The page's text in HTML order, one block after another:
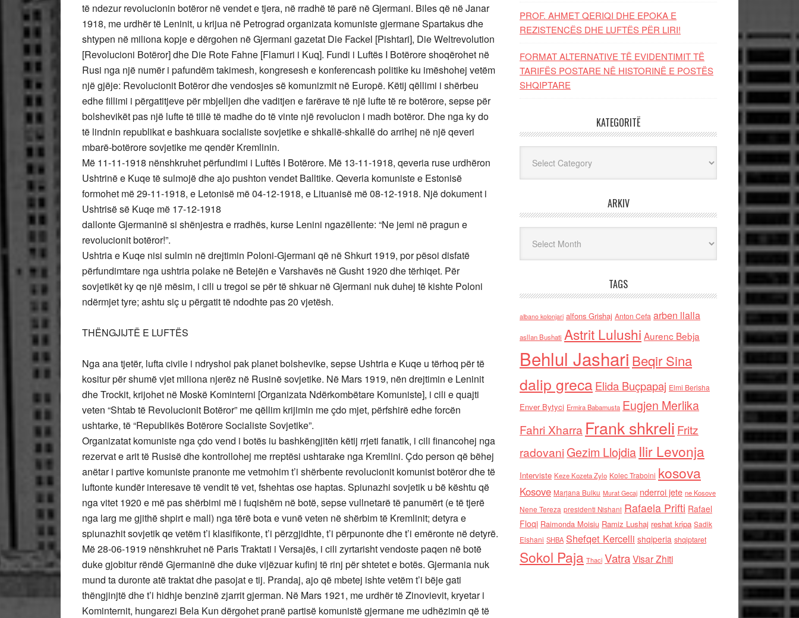
të ndezur revolucionin botëror në vendet e tjera, në rradhë të parë në Gjermani. Biles që në Janar
1918, me urdhër të Leninit, u krijua në Petrograd organizata komuniste gjermane Spartakus dhe
shtypen në miliona kopje e dërgohen në Gjermani gazetat Die Fackel [Pishtari], Die Weltrevolution
[Revolucioni Botëror] dhe Die Rote Fahne [Flamuri i Kuq]. Fundi i Luftës I Botërore shoqërohet në
Rusi nga një numër i pafundëm takimesh, kongresesh e konferencash politike ku imëshohej vetëm
një gjëje: Revolucionit Botëror dhe vendosjes së komunizmit në Europë. Këtij qëllimi i shërbeu
edhe fillimi i përgatitjeve për mbjelljen dhe vaditjen e farërave të një lufte të re botërore, sepse për
bolshevikët pas një lufte të tillë të madhe do të vinte një revolucion i madh botëror. Dhe nga ky do
të lindnin republikat e bashkuara socialiste sovjetike e shkallë-shkallë do arrihej në një qeveri
mbarë-botërore sovjetike me qendër Kremlinin.
Më 11-11-1918 nënshkruhet përfundimi i Luftës I Botërore. Më 13-11-1918, qeveria ruse urdhëron
Ushtrinë e Kuqe të sulmojë dhe ajo pushton vendet Balltike. Qeveria komuniste e Estonisë
formohet më 29-11-1918, e Letonisë më 04-12-1918, e Lituanisë më 08-12-1918. Një dokument i
Ushtrisë së Kuqe më 17-12-1918
dallonte Gjermaninë si shënjestra e rradhës, kurse Lenini ngazëllente: “Ne jemi në pragun e
revolucionit botëror!”.
Ushtria e Kuqe nisi sulmin në drejtimin Poloni-Gjermani që në Shkurt 1919, por pësoi disfatë
përfundimtare nga ushtria polake në Betejën e Varshavës në Gusht 1920 dhe tërhiqet. Për
sovjetikët ky qe një mësim, i cili u tregoi se për të shkuar në Gjermani nuk duhej të kishte Poloni
ndërmjet tyre; ashtu siç u përgatit të ndodhte pas 20 vjetësh.
THËNGJIJTË E LUFTËS
Nga ana tjetër, lufta civile i ndryshoi pak planet bolshevike, sepse Ushtria e Kuqe u tërhoq për të
kositur për shumë vjet miliona njerëz në Rusinë sovjetike. Në Mars 1919, nën drejtimin e Leninit
dhe Trockit, krijohet në Moskë Kominterni [Organizata Ndërkombëtare Komuniste], i cili e quajti
veten “Shtab të Revolucionit Botëror” me qëllim krijimin me çdo mjet, përfshirë edhe forcën
ushtarke, të “Republikës Botërore Socialiste Sovjetike”.
Organizatat komuniste nga çdo vend i botës iu bashkëngjitën këtij rrjeti fanatik, i cili financohej nga
rezervat e arit të Rusisë dhe kontrollohej me rreptësi ushtarake nga Kremlini. Çdo person që bëhej
anëtar i partive komuniste pranonte me vetmohim t’i shërbente revolucionit komunist botëror dhe të
luftonte kundër interesave të vendit të vet, fshehtas ose haptas. Spiunazhi sovjetik u bë kështu që
nga vitet 1920 e më pas shërbimi më i fuqishëm në botë, sepse vullnetarë të panumërt (e të tjerë
nga larg me gjithë shpirt e mall) nga tërë bota e vunë veten në shërbim të Kremlinit; detyra e
spiunazhit sovjetik qe vetëm t’i klasifikonte, t’i përzgjidhte, t’i përpunonte dhe t’i emëronte në detyrë.
Më 28-06-1919 nënshkruhet në Paris Traktati i Versajës, i cili zyrtarisht vendoste paqen në botë
duke gjobitur rëndë Gjermaninë dhe duke vijëzuar kufinj të rinj për shtetet e botës. Gjermania nuk
mund ta duronte atë traktat dhe pasojat e tij. Prandaj, ajo që mbetej ishte vetëm t’i bëje gati
thëngjinjtë dhe t’i hidhje benzinë zjarrit gjerman. Në Mars 1921, me urdhër të Zinovievit, kryetar i
Kominternit, hungarezi Bela Kun dërgohet pranë partisë komunistë gjermane me udhëzimin që të
PROF. AHMET QERIQI DHE EPOKA E
REZISTENCЁS DHE LUFTЁS PЁR LIRI!
FORMAT ALTERNATIVE TË EVIDENTIMIT TË
TARIFËS POSTARE NË HISTORINË E POSTËS
SHQIPTARE
KATEGORITË
ARKIV
TAGS
albano kolonjari alfons Grishaj Anton Cefa arben llalla
asllan Bushati Astrit Lulushi Aurenc Bebja
Behlul Jashari Beqir Sina
dalip grecaElida Buçpapaj Elmi Berisha
Enver Bytyci Ermira Babamusta Eugjen Merlika
Fahri Xharra Frank shkreli Fritz
radovaniGezim Llojdia Ilir Levonja
Interviste Keze Kozeta Zylo Kolec Traboini kosova
Kosove Marjana Bulku Murat Gecaj nderroi jete ne Kosove
Nene Tereza presidenti Nishani Rafaela Prifti Rafael
Floqi Raimonda Moisiu Ramiz Lushaj reshat kripa Sadik
Elshani SHBA Shefqet Kercelli shqiperia shqiptaret
Sokol Paja Thaci VatraVisar Zhiti